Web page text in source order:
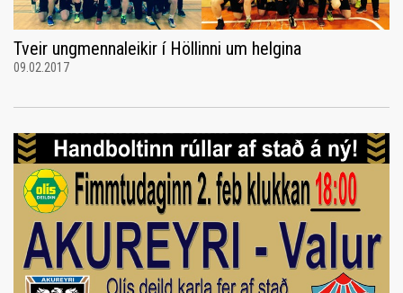
Tveir ungmennaleikir í Höllinni um helgina
09.02.2017